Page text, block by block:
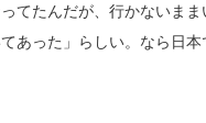
てたんだが、行かないま
あった」らしい。なら日